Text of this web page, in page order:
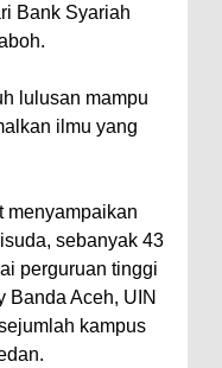
Bank Syariah
lulusan mampu
ilmu yang
menyampaikan
sebanyak 43
perguruan tinggi
Banda Aceh, UIN
kampus